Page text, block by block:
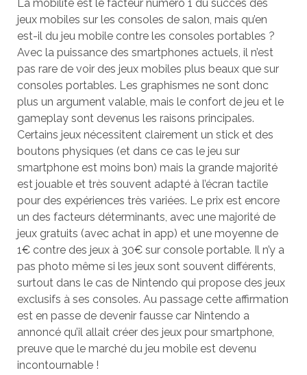
La mobilité est le facteur numéro 1 du succès des
jeux mobiles sur les consoles de salon, mais qu’en
est-il du jeu mobile contre les consoles portables ?
Avec la puissance des smartphones actuels, il n’est
pas rare de voir des jeux mobiles plus beaux que sur
consoles portables. Les graphismes ne sont donc
plus un argument valable, mais le confort de jeu et le
gameplay sont devenus les raisons principales.
Certains jeux nécessitent clairement un stick et des
boutons physiques (et dans ce cas le jeu sur
smartphone est moins bon) mais la grande majorité
est jouable et très souvent adapté à l’écran tactile
pour des expériences très variées. Le prix est encore
un des facteurs déterminants, avec une majorité de
jeux gratuits (avec achat in app) et une moyenne de
1€ contre des jeux à 30€ sur console portable. Il n’y a
pas photo même si les jeux sont souvent différents,
surtout dans le cas de Nintendo qui propose des jeux
exclusifs à ses consoles. Au passage cette affirmation
est en passe de devenir fausse car Nintendo a
annoncé qu’il allait créer des jeux pour smartphone,
preuve que le marché du jeu mobile est devenu
incontournable !